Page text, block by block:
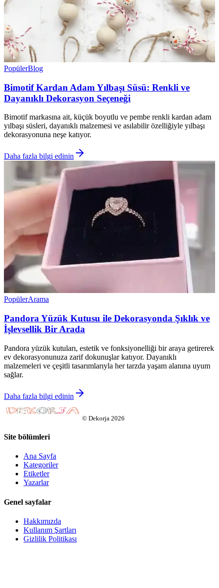
PopülerBlog
Bimotif Kardan Adam Yılbaşı Süsü: Renkli ve
Dayanıklı Dekorasyon Seçeneği
Bimotif markasına ait, küçük boyutlu ve pembe renkli kardan adam
yılbaşı süsleri, dayanıklı malzemesi ve asılabilir özelliğiyle yılbaşı
dekorasyonuna neşe katıyor.
Daha fazla bilgi edinin
PopülerArama
Pandora Yüzük Kutusu ile Dekorasyonda Şıklık ve
İşlevsellik Bir Arada
Pandora yüzük kutuları, estetik ve fonksiyonelliği bir araya getirerek
ev dekorasyonunuza zarif dokunuşlar katıyor. Dayanıklı
malzemeleri ve çeşitli tasarımlarıyla her tarzda yaşam alanına uyum
sağlar.
Daha fazla bilgi edinin
© Dekorja 2026
Site bölümleri
Ana Sayfa
Kategoriler
Etiketler
Yazarlar
Genel sayfalar
Hakkımızda
Kullanım Şartları
Gizlilik Politikası